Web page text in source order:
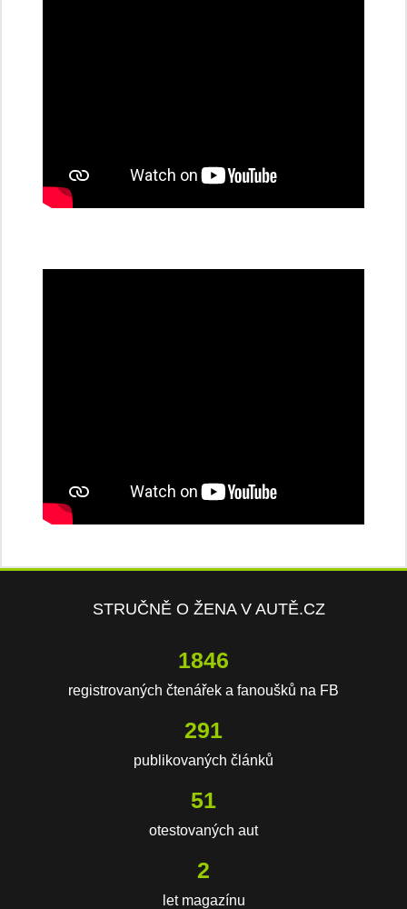
STRUČNĚ O ŽENA V AUTĚ.CZ
3908
registrovaných čtenářek a fanoušků na FB
617
publikovaných článků
108
otestovaných aut
3
let magazínu